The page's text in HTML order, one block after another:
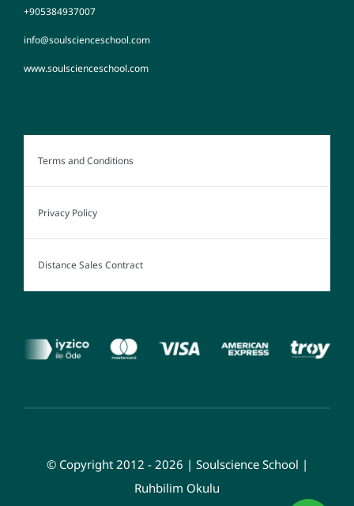
+905384937007
info@soulscienceschool.com
www.soulscienceschool.com
Terms and Conditions
Privacy Policy
Distance Sales Contract
© Copyright 2012 - 2026 | Soulscience School |
Ruhbilim Okulu